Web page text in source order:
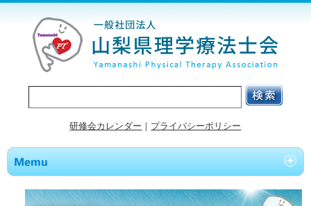
研修会カレンダー ｜ プライバシーポリシー